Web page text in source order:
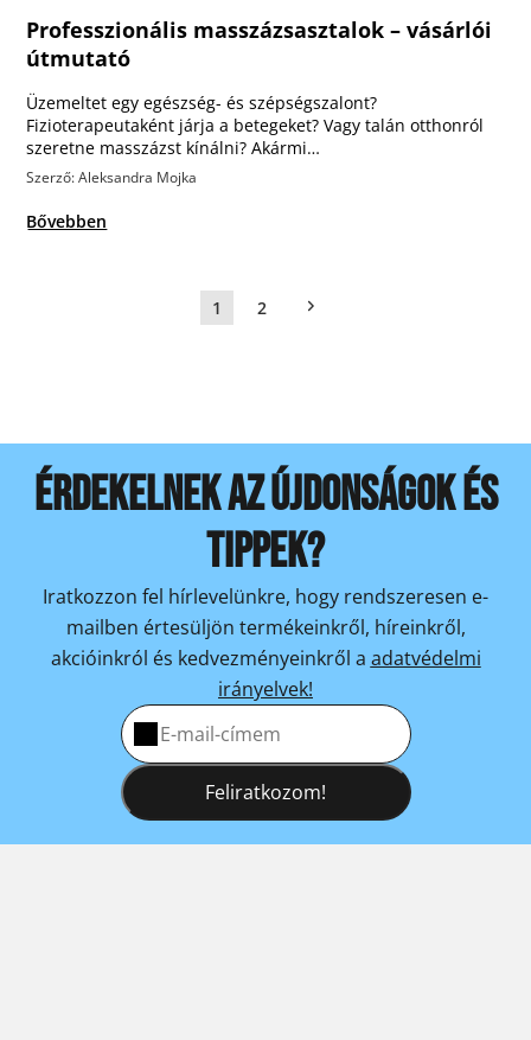
Professzionális masszázsasztalok – vásárlói
útmutató
Üzemeltet egy egészség- és szépségszalont?
Fizioterapeutaként járja a betegeket? Vagy talán otthonról
szeretne masszázst kínálni? Akármi…
Szerző: Aleksandra Mojka
Bővebben
1 2
ÉRDEKELNEK AZ ÚJDONSÁGOK ÉS
TIPPEK?
Iratkozzon fel hírlevelünkre, hogy rendszeresen e-
mailben értesüljön termékeinkről, híreinkről,
akcióinkról és kedvezményeinkről a adatvédelmi
irányelvek!
Feliratkozom!